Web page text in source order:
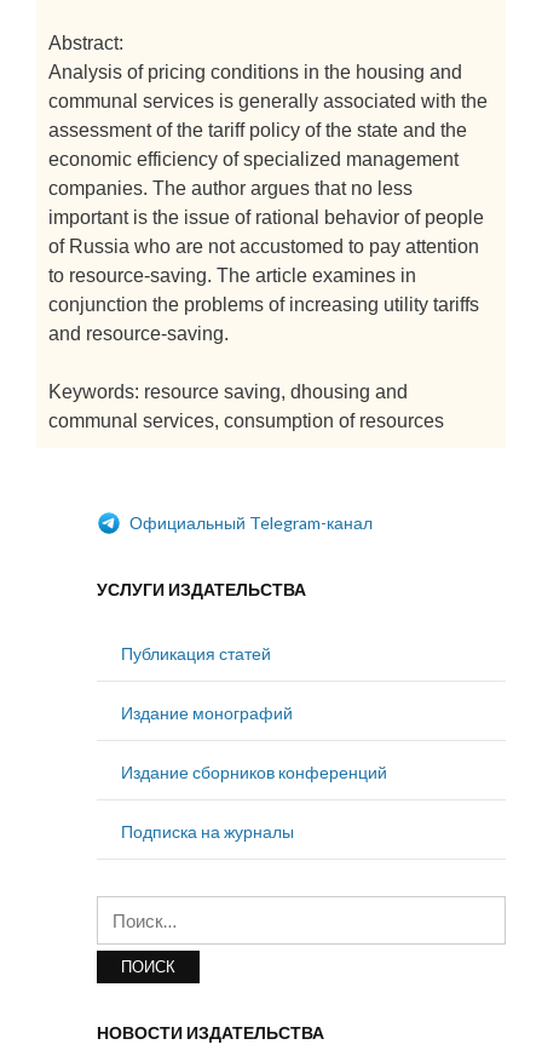
Abstract:
Analysis of pricing conditions in the housing and
communal services is generally associated with the
assessment of the tariff policy of the state and the
economic efficiency of specialized management
companies. The author argues that no less
important is the issue of rational behavior of people
of Russia who are not accustomed to pay attention
to resource-saving. The article examines in
conjunction the problems of increasing utility tariffs
and resource-saving.
Keywords: resource saving, dhousing and
communal services, consumption of resources
Официальный Telegram-канал
УСЛУГИ ИЗДАТЕЛЬСТВА
Публикация статей
Издание монографий
Издание сборников конференций
Подписка на журналы
НОВОСТИ ИЗДАТЕЛЬСТВА